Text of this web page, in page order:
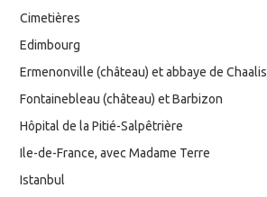
Cimetières
Edimbourg
Ermenonville (château) et abbaye de Chaalis
Fontainebleau (château) et Barbizon
Hôpital de la Pitié-Salpêtrière
Ile-de-France, avec Madame Terre
Istanbul